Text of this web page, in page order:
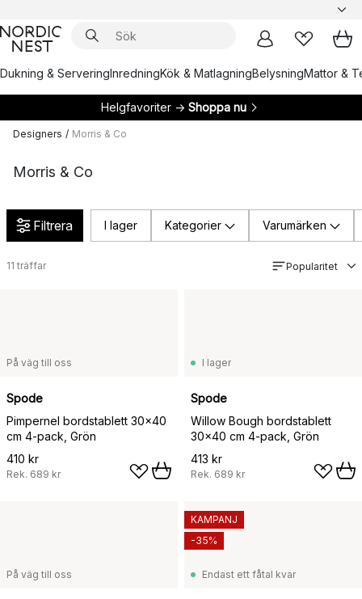
Dukning & ServeringInredningKök & MatlagningBelysningMattor &
Helgfavoriter → Shoppa nu
Designers / Morris & Co
Morris & Co
Filtrera I lager Kategorier Varumärken
11 träffar Popularitet
På väg till oss
Spode
Pimpernel bordstablett 30x40
cm 4-pack, Grön
410 kr
Rek. 689 kr
I lager
Spode
Willow Bough bordstablett
30x40 cm 4-pack, Grön
413 kr
Rek. 689 kr
På väg till oss Endast ett fåtal kvar
KAMPANJ
-35%